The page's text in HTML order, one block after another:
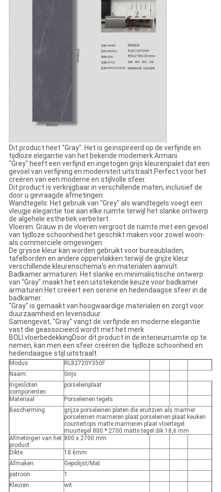
Dit product heet "Gray". Het is geïnspireerd op de verfijnde en
tijdloze elegantie van het bekende modemerk Armani.
"Grey" heeft een verfijnd en ingetogen grijs kleurenpalet dat een
gevoel van verfijning en moderniteit uitstraalt.Perfect voor het
creëren van een moderne en stijlvolle sfeer.
Dit product is verkrijgbaar in verschillende maten, inclusief de
door u gevraagde afmetingen:
Wandtegels: Het gebruik van "Grey" als wandtegels voegt een
vleugje elegantie toe aan elke ruimte.terwijl het slanke ontwerp
de algehele esthetiek verbetert.
Vloeren: Grauw in de vloeren vergroot de ruimte met een gevoel
van tijdloze schoonheid.het geschikt maken voor zowel woon-
als commerciële omgevingen.
De grysse kleur kan worden gebruikt voor bureaubladen,
tafelborden en andere oppervlakken.terwijl de grijze kleur
verschillende kleurenschema's en materialen aanvult.
Badkamer armaturen: Het slanke en minimalistische ontwerp
van "Gray" maakt het een uitstekende keuze voor badkamer
armaturen.Het creëert een serene en hedendaagse sfeer in de
badkamer.
"Gray" is gemaakt van hoogwaardige materialen en zorgt voor
duurzaamheid en levensduur.
Samengevat, "Gray" vangt de verfijnde en moderne elegantie
vast die geassocieerd wordt met het merk
BOLI.vloerbedekkingDoor dit product in de interieurruimte op te
nemen, kan men een sfeer creëren die tijdloze schoonheid en
hedendaagse stijl uitstraalt.
Modus
RL82720Y350F
Naam:
Grijs
Ingesloten
componenten
porseleinplaat
Materiaal
Porseleinen tegels
Bescherming
grijze porseleinen platen die eruitzien als marmer
porseleinen marmeren plaat porseleinen plaat keuken
countertops matte marmeren plaat vloertegel
muurtegel 800 * 2700 matte tegel dik 18,6 mm
Afmetingen van het
product
800 x 2700 mm
Dikte
18.6mm
Afmaken.
Gepolijst/Mat
patroon
1
Kleuren
wit